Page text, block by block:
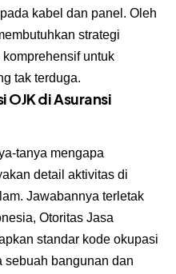
kabel dan panel. Oleh
strategi
untuk
tak terduga.
OJK di Asuransi
tanya mengapa
detail aktivitas di
Jawabannya terletak
Otoritas Jasa
standar kode okupasi
sebuah bangunan dan